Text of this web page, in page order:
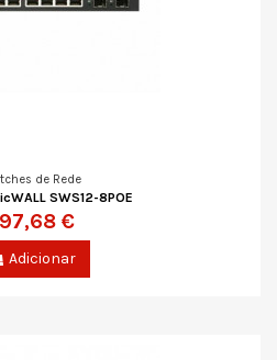
de Rede
SWS12-8POE
€
Adicionar